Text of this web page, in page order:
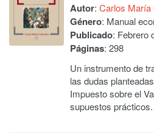
Autor: Carlos María
Género: Manual
Publicado: Febrero
Páginas: 298
Un instrumento de
las dudas
Impuesto sobre el
supuestos